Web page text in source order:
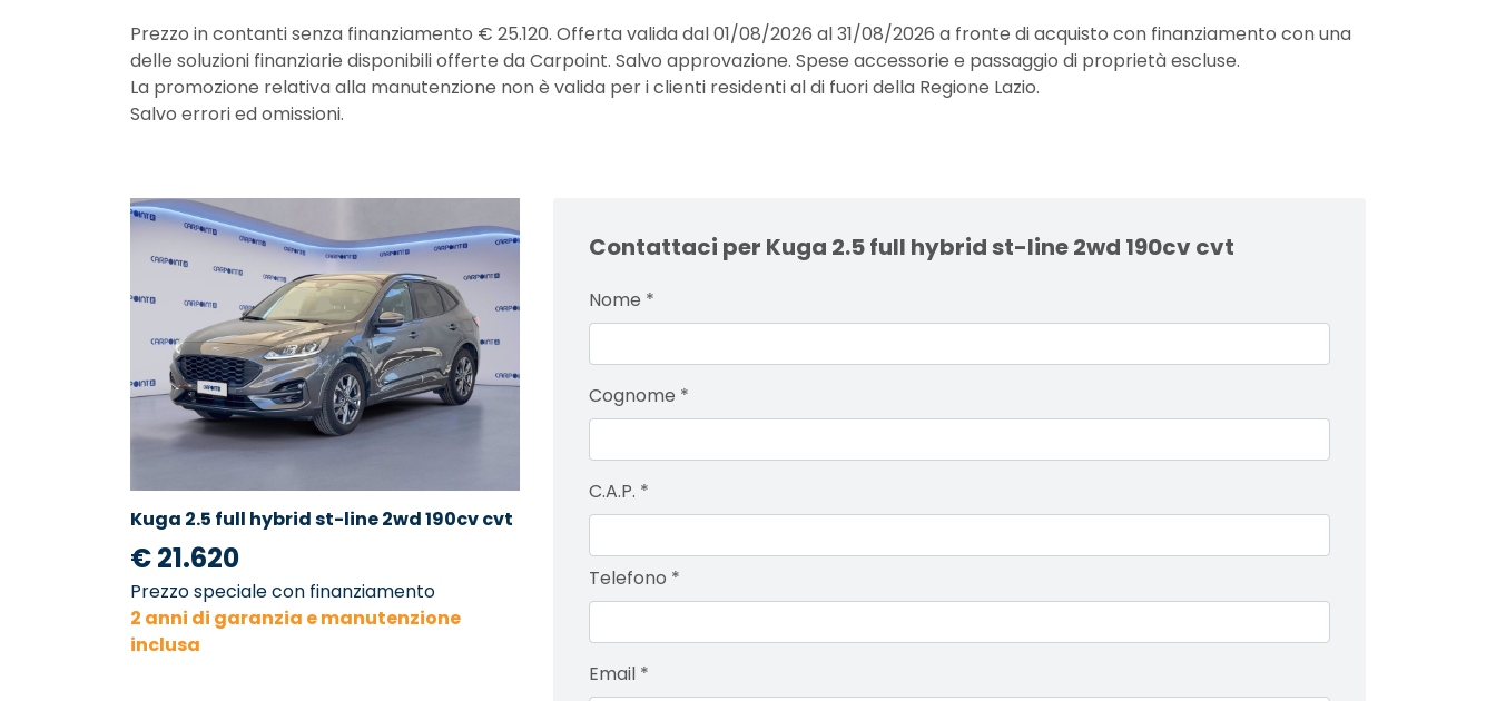
Prezzo in contanti senza finanziamento € 25.120. Offerta valida dal 01/08/2026 al 31/08/2026 a fronte di acquisto con finanziamento con una
delle soluzioni finanziarie disponibili offerte da Carpoint. Salvo approvazione. Spese accessorie e passaggio di proprietà escluse.
La promozione relativa alla manutenzione non è valida per i clienti residenti al di fuori della Regione Lazio.
Salvo errori ed omissioni.
Kuga 2.5 full hybrid st-line 2wd 190cv cvt
€ 21.620
Prezzo speciale con finanziamento
2 anni di garanzia e manutenzione
inclusa
Contattaci per Kuga 2.5 full hybrid st-line 2wd 190cv cvt
Nome *
Cognome *
C.A.P. *
Telefono *
Email *